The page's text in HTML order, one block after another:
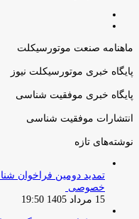
ماهنامه صنعت موتورسیکلت
پایگاه خبری موتورسیکلت نیوز
پایگاه خبری موفقیت شناسی
انتشارات موفقیت شناسی
نوشته‌های تازه
تمدید دومین فراخوان
خصوصی
15 مرداد 1405 19:50